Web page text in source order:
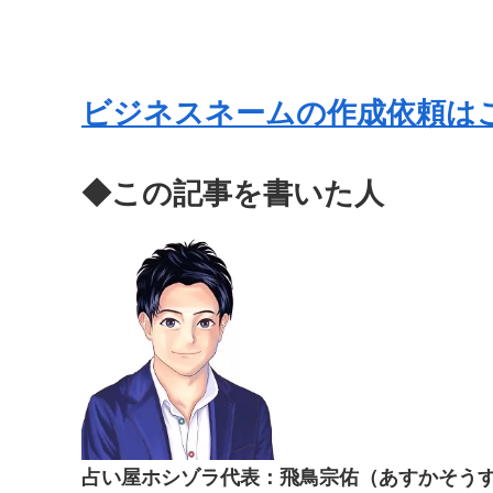
ビジネスネームの作成依頼は
◆この記事を書いた人
占い屋ホシゾラ代表：飛鳥宗佑（あすかそうす